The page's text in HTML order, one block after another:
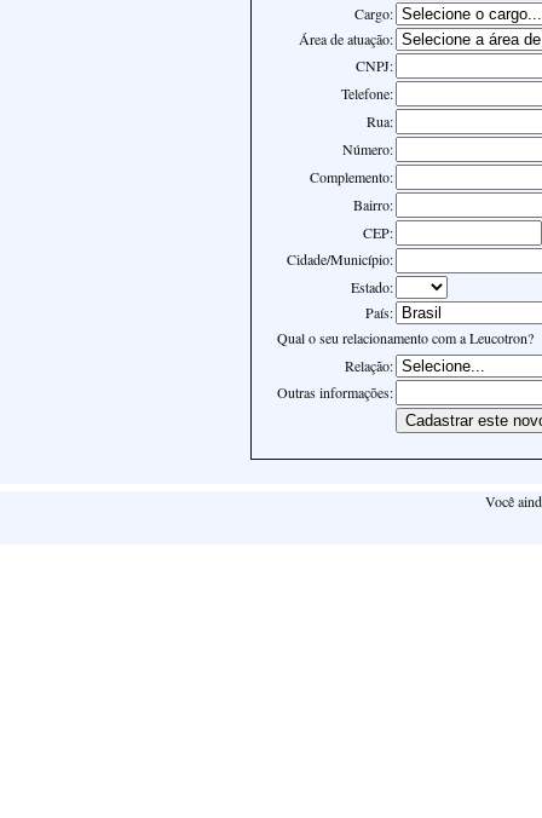
Cargo:
Área de atuação:
CNPJ:
Telefone:
Rua:
Número:
Complemento:
Bairro:
CEP:
Cidade/Município:
Estado:
País:
Qual o seu relacionamento com a Leucotron?
Relação:
Outras informações:
Você